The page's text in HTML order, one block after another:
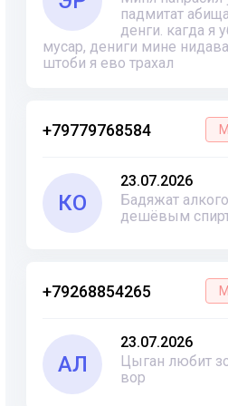
падмитат
денги. кагда я
мусар, дениги мине
штоби я ево трахал
+79779768584
КО
23.07.2026
Бадяжат
дешёвым
+79268854265
АЛ
23.07.2026
Цыган любит
вор